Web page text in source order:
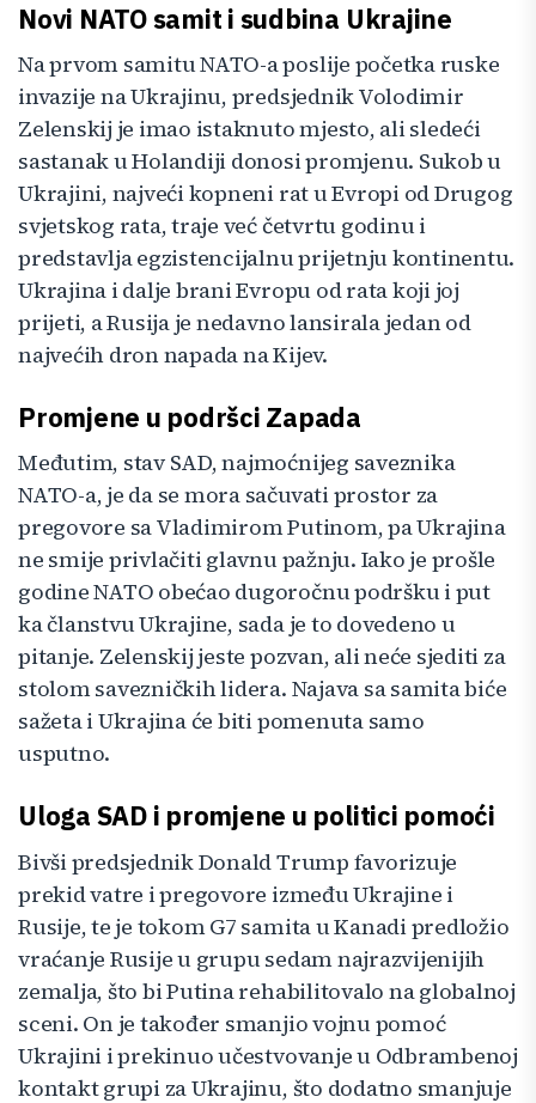
Novi NATO samit i sudbina Ukrajine
Na prvom samitu NATO-a poslije početka ruske
invazije na Ukrajinu, predsjednik Volodimir
Zelenskij je imao istaknuto mjesto, ali sledeći
sastanak u Holandiji donosi promjenu. Sukob u
Ukrajini, najveći kopneni rat u Evropi od Drugog
svjetskog rata, traje već četvrtu godinu i
predstavlja egzistencijalnu prijetnju kontinentu.
Ukrajina i dalje brani Evropu od rata koji joj
prijeti, a Rusija je nedavno lansirala jedan od
najvećih dron napada na Kijev.
Promjene u podršci Zapada
Međutim, stav SAD, najmoćnijeg saveznika
NATO-a, je da se mora sačuvati prostor za
pregovore sa Vladimirom Putinom, pa Ukrajina
ne smije privlačiti glavnu pažnju. Iako je prošle
godine NATO obećao dugoročnu podršku i put
ka članstvu Ukrajine, sada je to dovedeno u
pitanje. Zelenskij jeste pozvan, ali neće sjediti za
stolom savezničkih lidera. Najava sa samita biće
sažeta i Ukrajina će biti pomenuta samo
usputno.
Uloga SAD i promjene u politici pomoći
Bivši predsjednik Donald Trump favorizuje
prekid vatre i pregovore između Ukrajine i
Rusije, te je tokom G7 samita u Kanadi predložio
vraćanje Rusije u grupu sedam najrazvijenijih
zemalja, što bi Putina rehabilitovalo na globalnoj
sceni. On je također smanjio vojnu pomoć
Ukrajini i prekinuo učestvovanje u Odbrambenoj
kontakt grupi za Ukrajinu, što dodatno smanjuje